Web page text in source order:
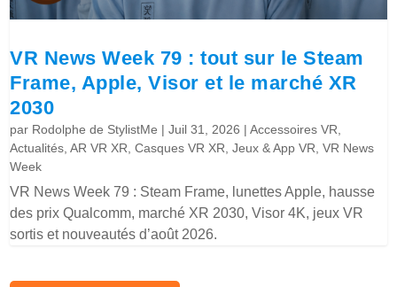
VR News Week 79 : tout sur le Steam
Frame, Apple, Visor et le marché XR
2030
par Rodolphe de StylistMe |Juil 31, 2026 |Accessoires VR
Actualités ,AR VR XR ,Casques VR XR ,Jeux & App VR ,VR News
Week
VR News Week 79 : Steam Frame, lunettes Apple, hausse
des prix Qualcomm, marché XR 2030, Visor 4K, jeux VR
sortis et nouveautés d’août 2026.